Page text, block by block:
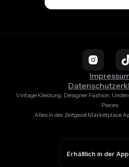
Vintage Kleidung, Designer Fashion,
Pieces
Alles in der Zeitgeist Marketplace
Erhältlich in der